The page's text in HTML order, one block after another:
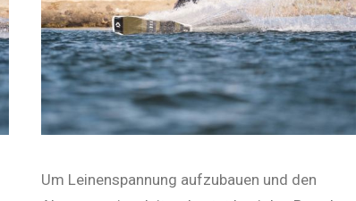
Um Leinenspannung aufzubauen und den